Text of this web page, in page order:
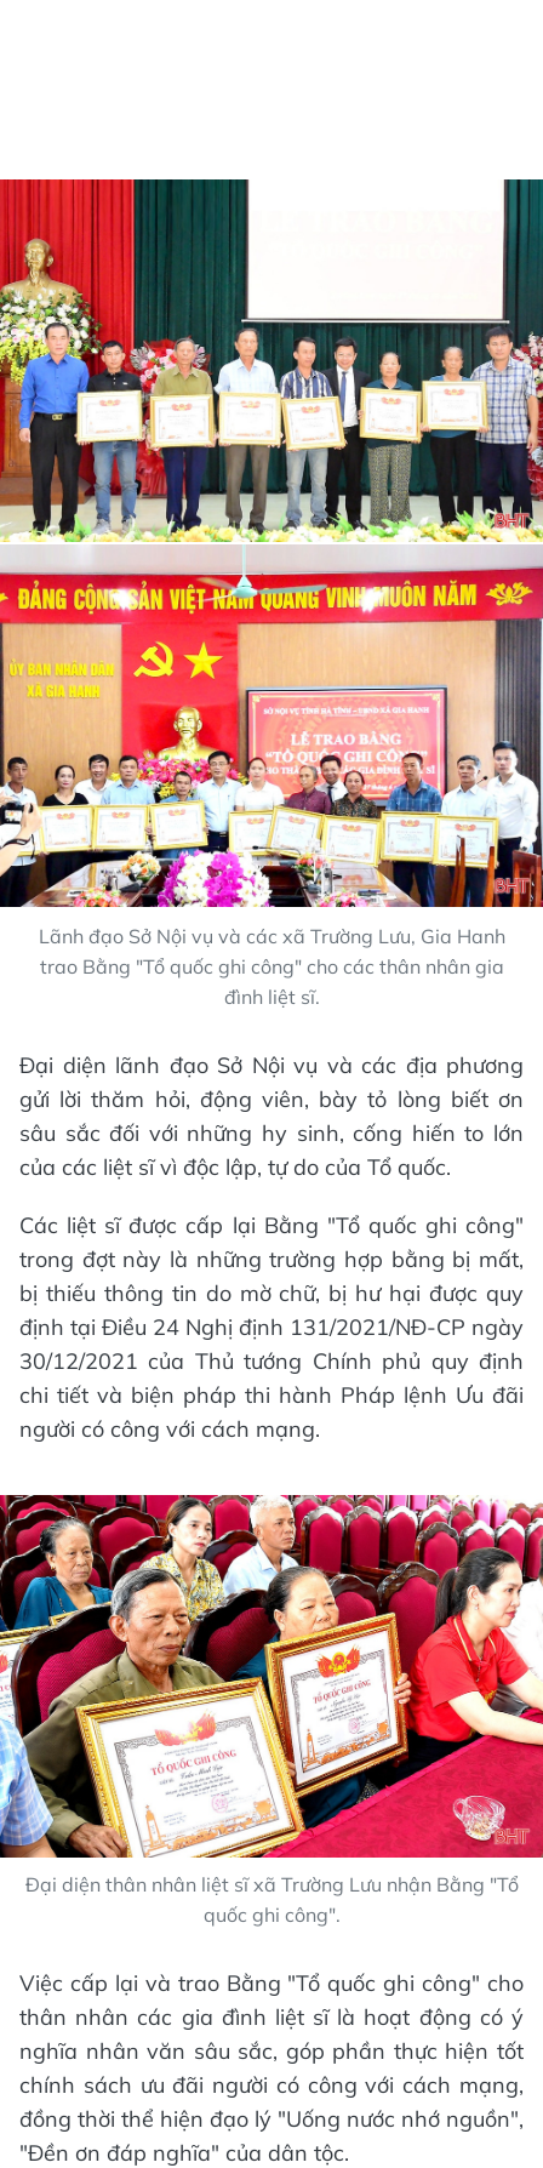
Lãnh đạo Sở Nội vụ và các xã Trường Lưu, Gia Hanh
trao Bằng "Tổ quốc ghi công" cho các thân nhân gia
đình liệt sĩ.
Đại diện lãnh đạo Sở Nội vụ và các địa phương
gửi lời thăm hỏi, động viên, bày tỏ lòng biết ơn
sâu sắc đối với những hy sinh, cống hiến to lớn
của các liệt sĩ vì độc lập, tự do của Tổ quốc.
Các liệt sĩ được cấp lại Bằng "Tổ quốc ghi công"
trong đợt này là những trường hợp bằng bị mất,
bị thiếu thông tin do mờ chữ, bị hư hại được quy
định tại Điều 24 Nghị định 131/2021/NĐ-CP ngày
30/12/2021 của Thủ tướng Chính phủ quy định
chi tiết và biện pháp thi hành Pháp lệnh Ưu đãi
người có công với cách mạng.
Đại diện thân nhân liệt sĩ xã Trường Lưu nhận Bằng "Tổ
quốc ghi công".
Việc cấp lại và trao Bằng "Tổ quốc ghi công" cho
thân nhân các gia đình liệt sĩ là hoạt động có ý
nghĩa nhân văn sâu sắc, góp phần thực hiện tốt
chính sách ưu đãi người có công với cách mạng,
đồng thời thể hiện đạo lý "Uống nước nhớ nguồn",
"Đền ơn đáp nghĩa" của dân tộc.